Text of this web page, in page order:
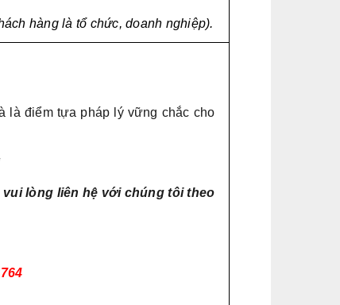
hàng là tổ chức, doanh nghiệp).
là điểm tựa pháp lý vững chắc cho
lòng liên hệ với chúng tôi theo